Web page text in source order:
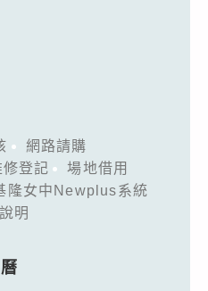
網路請購
修登記
場地借用
隆女中Newplus系統
明